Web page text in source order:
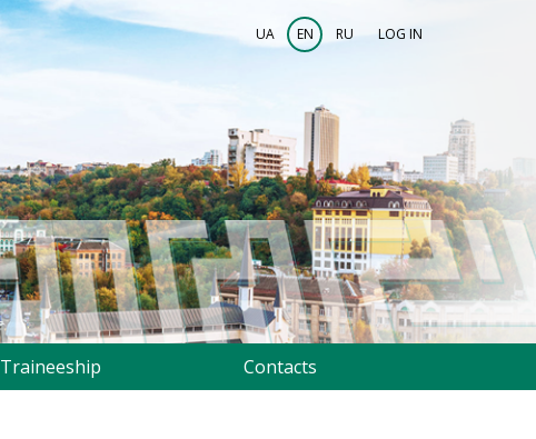
UA EN RU LOG IN
Traineeship Contacts